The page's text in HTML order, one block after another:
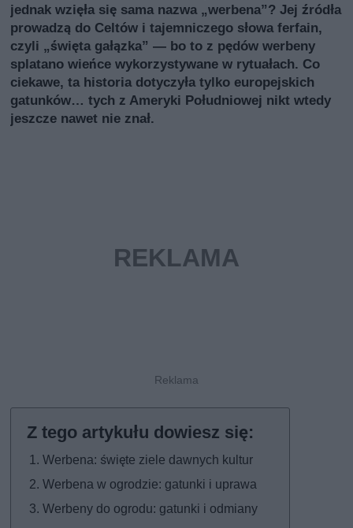
jednak wzięła się sama nazwa „werbena”? Jej źródła
prowadzą do Celtów i tajemniczego słowa ferfain,
czyli „święta gałązka” — bo to z pędów werbeny
splatano wieńce wykorzystywane w rytuałach. Co
ciekawe, ta historia dotyczyła tylko europejskich
gatunków… tych z Ameryki Południowej nikt wtedy
jeszcze nawet nie znał.
Werbena: święte ziele dawnych kultur
Werbena w ogrodzie: gatunki i uprawa
Werbeny do ogrodu: gatunki i odmiany